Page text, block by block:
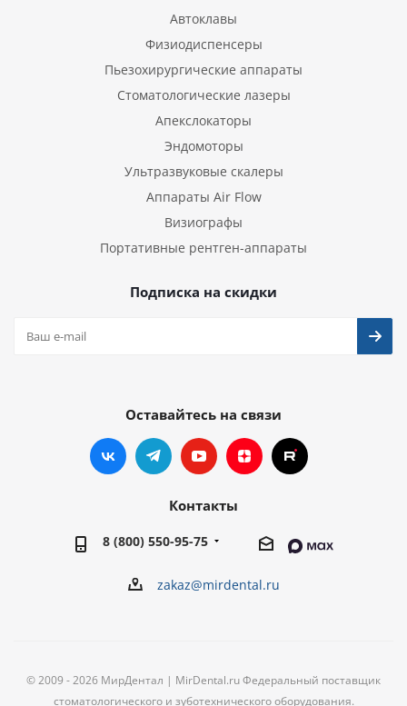
Автоклавы
Физиодиспенсеры
Пьезохирургические аппараты
Стоматологические лазеры
Апекслокаторы
Эндомоторы
Ультразвуковые скалеры
Аппараты Air Flow
Визиографы
Портативные рентген-аппараты
Подписка на скидки
Оставайтесь на связи
Контакты
8 (800) 550-95-75
zakaz@mirdental.ru
© 2009 - 2026 МирДентал | MirDental.ru Федеральный поставщик
стоматологического и зуботехнического оборудования.